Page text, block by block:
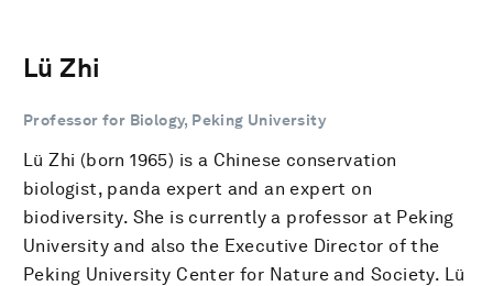
Lü Zhi
Professor for Biology, Peking University
Lü Zhi (born 1965) is a Chinese conservation
biologist, panda expert and an expert on
biodiversity. She is currently a professor at Peking
University and also the Executive Director of the
Peking University Center for Nature and Society. Lü